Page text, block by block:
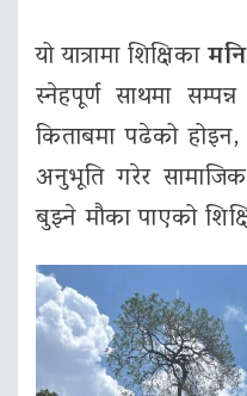
यो यात्रामा शिक्षिका
स्नेहपूर्ण साथमा
किताबमा पढेको
अनुभूति गरेर
बुझ्ने मौका पाएको